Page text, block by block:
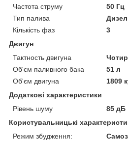
Частота струму
50 Гц
Тип палива
Кількість фаз
3
Двигун
Тактность двигуна
Об'єм паливного бака
51 л
Об'єм двигуна
1809
Додаткові характеристики
Рівень шуму
85 дБ
Користувальницькі
Режим збудження: